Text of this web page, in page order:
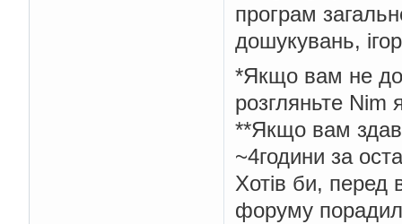
програм
дошукувань,
*Якщо вам не до
розгляньте Nim
**Якщо вам
~4години за
Хотів би, перед
форуму